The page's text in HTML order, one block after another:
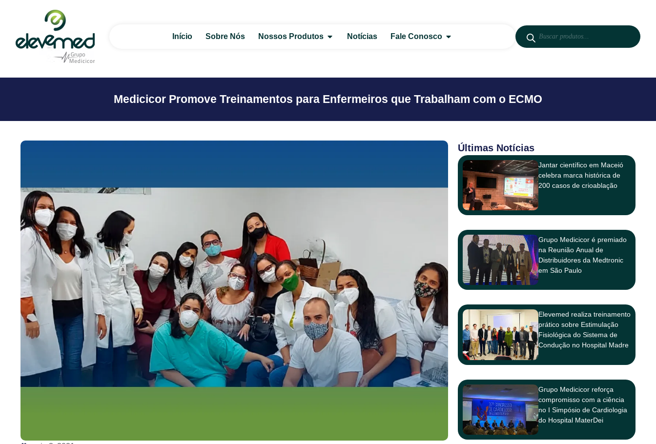
Início Sobre Nós Nossos Produtos Notícias Fale Conosco
Medicicor Promove Treinamentos para Enfermeiros que Trabalham com o ECMO
Últimas Notícias
Jantar científico em Maceió
celebra marca histórica de
200 casos de crioablação
Grupo Medicicor é premiado
na Reunião Anual de
Distribuidores da Medtronic
em São Paulo
Elevemed realiza treinamento
prático sobre Estimulação
Fisiológica do Sistema de
Condução no Hospital Madre
Teresa
Grupo Medicicor reforça
compromisso com a ciência
no I Simpósio de Cardiologia
do Hospital MaterDei
Salvador